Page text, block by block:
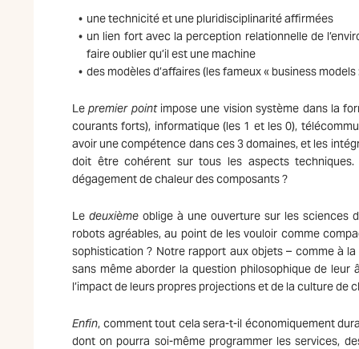
une technicité et une pluridisciplinarité affirmées
un lien fort avec la perception relationnelle de
faire oublier qu’il est une machine
des modèles d’affaires (les fameux « business
Lepremier pointimpose une vision système dans la
courants forts), informatique (les 1 et les 0),
avoir une compétence dans ces 3 domaines, et les
doit être cohérent sur tous les aspects
dégagement de chaleur des composants ?
Ledeuxième oblige à une ouverture sur les sciences
robots agréables, au point de les vouloir comme
sophistication ? Notre rapport aux objets – comme à
sans même aborder la question philosophique de
l’impact de leurs propres projections et de la culture de
Enfin, comment tout cela sera-t-il économiquement
dont on pourra soi-même programmer les services,